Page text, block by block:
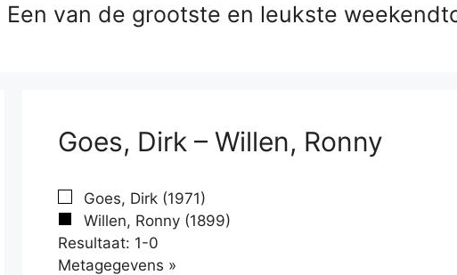
Een van de grootste en leukste
Goes, Dirk – Willen, Ronny
Goes, Dirk (1971)
Willen, Ronny (1899)
Resultaat: 1-0
Metagegevens »